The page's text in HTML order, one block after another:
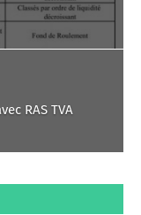
RAS TVA